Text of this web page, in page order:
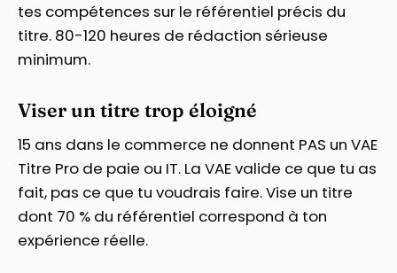
tes compétences sur le référentiel précis du
titre. 80-120 heures de rédaction sérieuse
minimum.
Viser un titre trop éloigné
15 ans dans le commerce ne donnent PAS un VAE
Titre Pro de paie ou IT. La VAE valide ce que tu as
fait, pas ce que tu voudrais faire. Vise un titre
dont 70 % du référentiel correspond à ton
expérience réelle.